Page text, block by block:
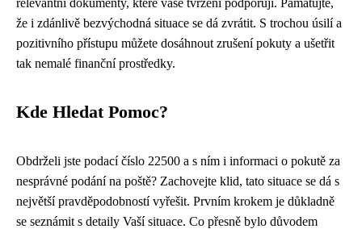
relevantní dokumenty, které vaše tvrzení podporují. Pamatujte,
že i zdánlivě bezvýchodná situace se dá zvrátit. S trochou úsilí a
pozitivního přístupu můžete dosáhnout zrušení pokuty a ušetřit
tak nemalé finanční prostředky.
Kde Hledat Pomoc?
Obdrželi jste podací číslo 22500 a s ním i informaci o pokutě za
nesprávné podání na poště? Zachovejte klid, tato situace se dá s
největší pravděpodobností vyřešit. Prvním krokem je důkladně
se seznámit s detaily Vaší situace. Co přesně bylo důvodem